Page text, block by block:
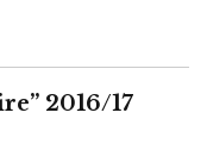
2016/17